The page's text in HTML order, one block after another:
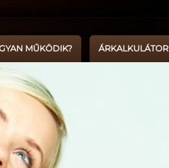
MŰKÖDIK? ÁRKALKULÁTOR